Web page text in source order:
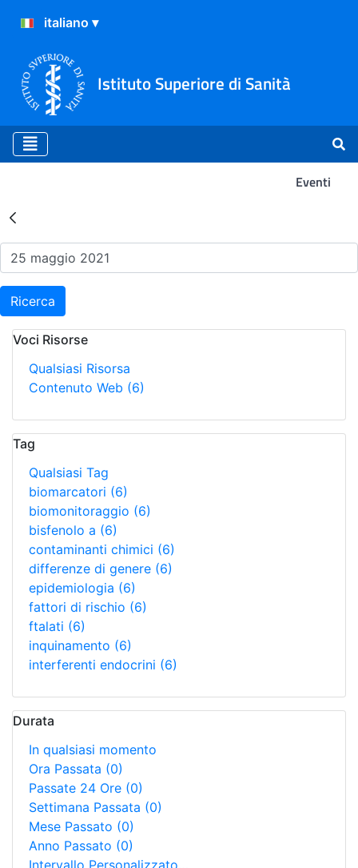
Istituto Superiore di Sanità
Eventi
Risultati della Ricerca -
Ricerca
Voci Risorse
Qualsiasi Risorsa
Contenuto Web (6)
Tag
Qualsiasi Tag
biomarcatori (6)
biomonitoraggio (6)
bisfenolo a (6)
contaminanti chimici (6)
differenze di genere (6)
epidemiologia (6)
fattori di rischio (6)
ftalati (6)
inquinamento (6)
interferenti endocrini (6)
Durata
In qualsiasi momento
Ora Passata (0)
Passate 24 Ore (0)
Settimana Passata (0)
Mese Passato (0)
Anno Passato (0)
Intervallo Personalizzato…